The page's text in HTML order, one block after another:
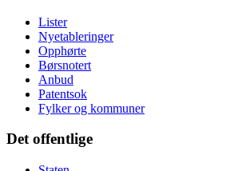
Lister
Nyetableringer
Opphørte
Børsnotert
Anbud
Patentsok
Fylker og kommuner
Det offentlige